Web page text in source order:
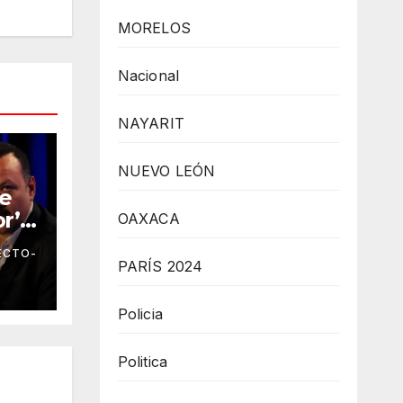
a
MORELOS
Nacional
NAYARIT
NUEVO LEÓN
OAXACA
PARÍS 2024
Policia
Politica